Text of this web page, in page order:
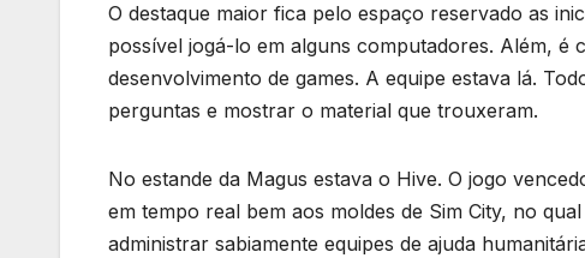
O destaque maior fica pelo espaço reservado as
possível jogá-lo em alguns computadores. Além, é
desenvolvimento de games. A equipe estava lá.
perguntas e mostrar o material que trouxeram.
No estande da Magus estava o Hive. O jogo
em tempo real bem aos moldes de Sim City, no
administrar sabiamente equipes de ajuda